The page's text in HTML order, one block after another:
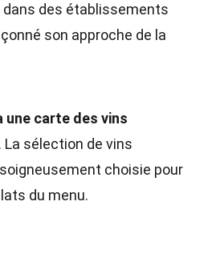
dans des établissements
son approche de la
une carte des vins
. La sélection de vins
choisie pour
du menu.